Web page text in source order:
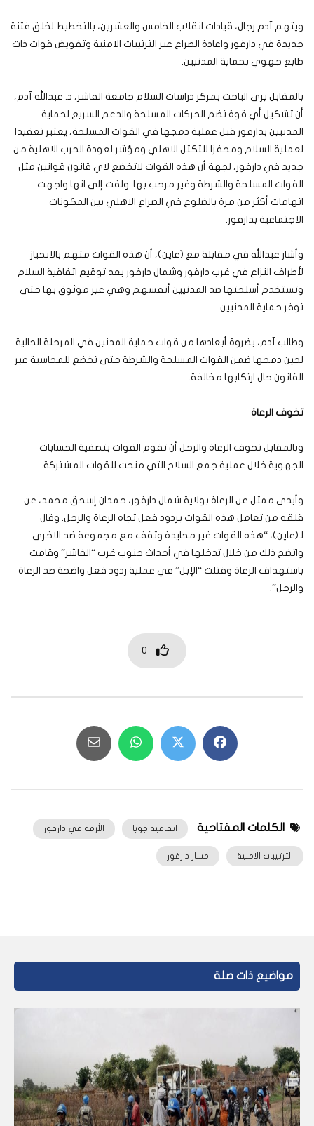
ويتهم آدم رجال، قيادات انقلاب الخامس والعشرين، بالتخطيط لخلق فتنة
جديدة في دارفور واعادة الصراع عبر الترتيبات الامنية وتفويض قوات ذات
طابع جهوي بحماية المدنيين.
بالمقابل يرى الباحث بمركز دراسات السلام جامعة الفاشر، د. عبدالله آدم،
أن تشكيل أي قوة تضم الحركات المسلحة والدعم السريع لحماية
المدنيين بدارفور قبل عملية دمجها في القوات المسلحة، يعتبر تعقيدا
لعملية السلام ومحفزا للتكتل الاهلي ومؤشر لعودة الحرب الاهلية من
جديد في دارفور، لجهة أن هذه القوات لاتخضع لاي قانون قوانين مثل
القوات المسلحة والشرطة وغير مرحب بها. ولفت إلى انها واجهت
اتهامات أكثر من مرة بالضلوع في الصراع الاهلي بين المكونات
الاجتماعية بدارفور.
وأشار عبدالله في مقابلة مع (عاين)، أن هذه القوات متهم بالانحياز
لأطراف النزاع في غرب دارفور وشمال دارفور بعد توقيع اتفاقية السلام
وتستخدم أسلحتها ضد المدنيين أنفسهم وهي غير موثوق بها حتى
توفر حماية المدنيين.
وطالب آدم، بضروة أبعادها من قوات حماية المدنين في المرحلة الحالية
لحين دمجها ضمن القوات المسلحة والشرطة حتى تخضع للمحاسبة عبر
القانون حال ارتكابها مخالفة.
تخوف الرعاة
وبالمقابل تخوف الرعاة والرحل أن تقوم القوات بتصفية الحسابات
الجهوية خلال عملية جمع السلاح التي منحت للقوات المشتركة.
وأبدى ممثل عن الرعاة بولاية شمال دارفور، حمدان إسحق محمد، عن
قلقه من تعامل هذه القوات بردود فعل تجاه الرعاة والرحل. وقال
لـ(عاين)، “هذه القوات غير محايدة وتقف مع مجموعة ضد الاخرى
واتضح ذلك من خلال تدخلها في أحداث جنوب غرب “الفاشر” وقامت
باستهداف الرعاة وقتلت “الإبل” في عملية ردود فعل واضحة ضد الرعاة
والرحل”.
0
الكلمات المفتاحية اتفاقية جوبا الأزمة في دارفور
الترتيبات الامنية مسار دارفور
مواضيع ذات صلة